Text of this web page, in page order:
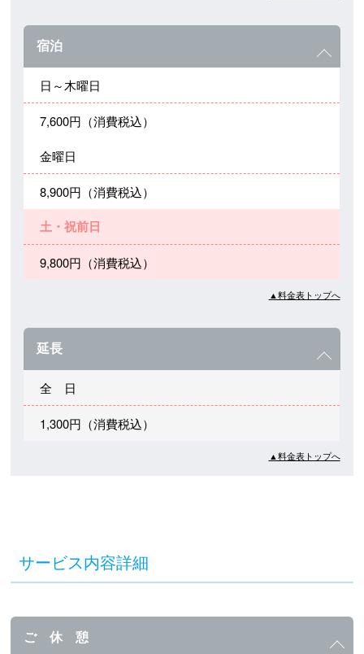
宿泊
日～木曜日
7,600円（消費税込）
金曜日
8,900円（消費税込）
土・祝前日
9,800円（消費税込）
▲料金表トップへ
延長
全 日
1,300円（消費税込）
▲料金表トップへ
サービス内容詳細
ご 休 憩